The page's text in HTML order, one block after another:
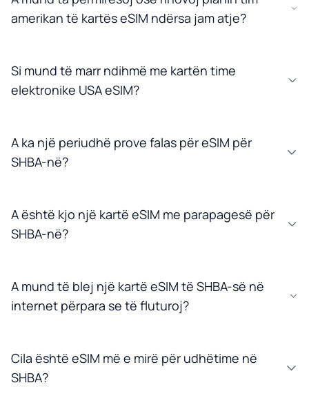
amerikan të kartës eSIM ndërsa jam atje?
Si mund të marr ndihmë me kartën time
elektronike USA eSIM?
A ka një periudhë prove falas për eSIM për
SHBA-në?
A është kjo një kartë eSIM me parapagesë për
SHBA-në?
A mund të blej një kartë eSIM të SHBA-së në
internet përpara se të fluturoj?
Cila është eSIM më e mirë për udhëtime në
SHBA?